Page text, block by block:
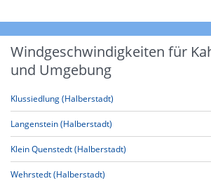
Windgeschwindigkeiten für
und Umgebung
Klussiedlung (Halberstadt)
Langenstein (Halberstadt)
Klein Quenstedt (Halberstadt)
Wehrstedt (Halberstadt)